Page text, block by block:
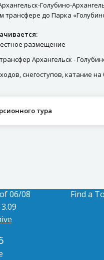
Голубино-
трансфере до Парка
размещение
Архангельск -
снегоступов, катание
тура
06/08
Find a